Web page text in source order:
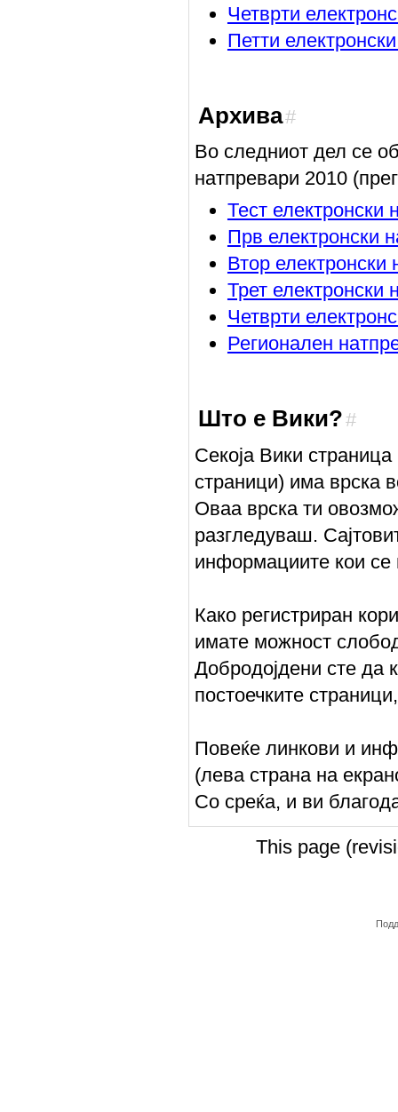
Четврти
Петти
Архива#
Во следниот дел се
натпревари 2010
Тест електронски
Прв електронски
Втор електронски
Трет електронски
Четврти
Регионален
Што е Вики?#
Секоја Вики
страници) има врска
Оваа врска ти
разгледуваш.
информациите кои се
Како регистриран
имате можност
Добродојдени сте да
постоечките
Повеќе линкови и
(лева страна на
Со среќа, и ви
This page